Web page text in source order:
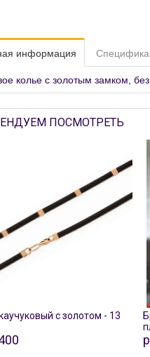
информация
колье с золотым замком,
ПОСМОТРЕТЬ
с золотом - 13